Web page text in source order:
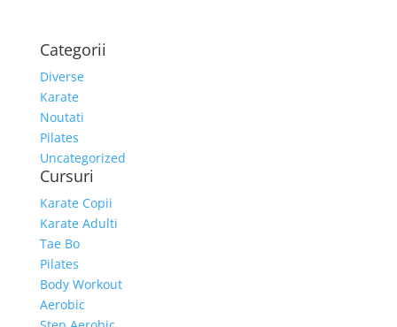
Categorii
Diverse
Karate
Noutati
Pilates
Uncategorized
Cursuri
Karate Copii
Karate Adulti
Tae Bo
Pilates
Body Workout
Aerobic